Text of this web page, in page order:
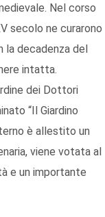
Nel corso
secolo ne curarono
la decadenza del
intatta.
dei Dottori
“Il Giardino
è allestito un
viene votata al
e un importante